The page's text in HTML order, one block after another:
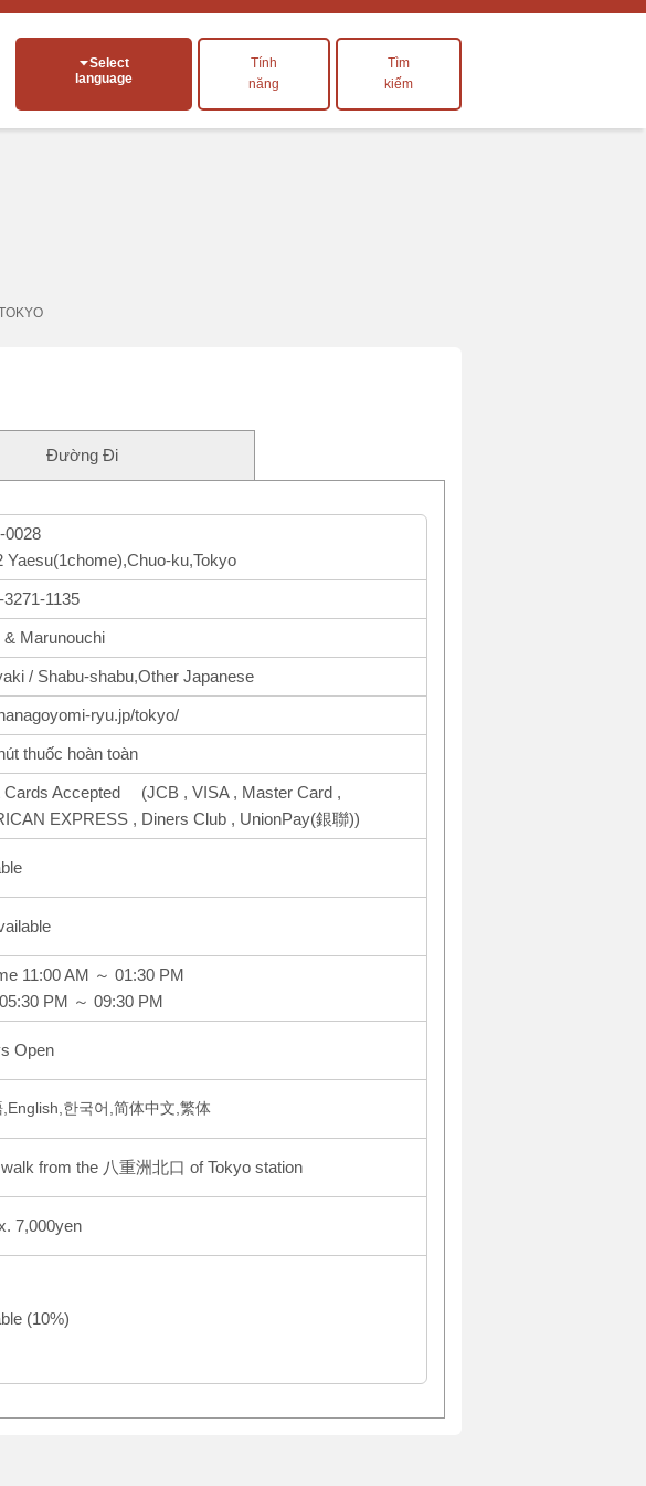
Select
language
Tính
năng
Tìm
kiếm
Đường Đi
0028
Yaesu(1chome),Chuo-ku,Tokyo
1135
& Marunouchi
/ Shabu-shabu,Other Japanese
ryu.jp/tokyo/
thuốc hoàn toàn
Cards Accepted (JCB , VISA , Master Card ,
EXPRESS , Diners Club , UnionPay(銀聯))
11:00 AM ～ 01:30 PM
PM ～ 09:30 PM
Open
,English,한국어,简体中文,繁体
from the 八重洲北口 of Tokyo station
7,000yen
(10%)